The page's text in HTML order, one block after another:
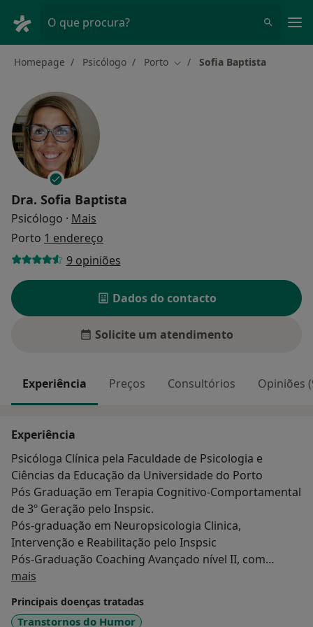
O que procura?
Homepage Psicólogo Porto Mudar de cidade
Sofia Baptista
Dra. Sofia Baptista
Psicólogo · Mais
Porto 1 endereço
9 opiniões
Dados do contacto
Solicite um atendimento
Experiência Preços Consultórios Opiniões
Experiência
Psicóloga Clínica pela Faculdade de Psicologia e
Ciências da Educação da Universidade do Porto
Pós Graduação em Terapia Cognitivo-Comportamental
de 3º Geração pelo Inspsic.
Pós-graduação em Neuropsicologia Clinica,
Intervenção e Reabilitação pelo Inspsic
Pós-Graduação Coaching Avançado nível II, com
Certificação Internacional pelo Porta do Ser
Psicologia da Universidade de Lisboa
mais
Principais doenças tratadas
Transtornos do Humor